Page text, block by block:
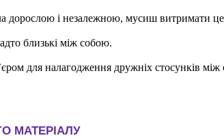
і незалежною, мусиш витримати
близькі між собою.
для налагодження дружніх стосунків